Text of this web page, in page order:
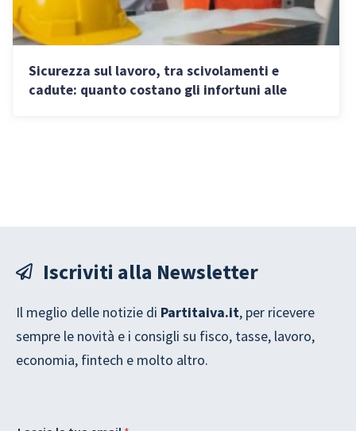
Sicurezza sul lavoro, tra scivolamenti e
cadute: quanto costano gli infortuni alle
Iscriviti alla Newsletter
Il meglio delle notizie di Partitaiva.it, per ricevere
sempre le novità e i consigli su fisco, tasse, lavoro,
economia, fintech e molto altro.